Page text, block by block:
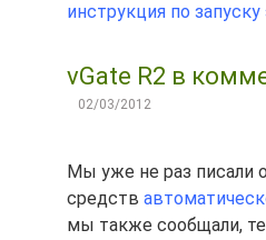
инструкция по
vGate R2 в
02/03/2012
Мы уже не раз писали
средств
мы также сообщали,